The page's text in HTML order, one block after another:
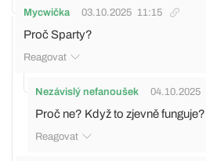
Mycwička 03.10.2025 11:15
Proč Sparty?
Reagovat
Nezávislý nefanoušek 04.10.2025
Proč ne? Když to zjevně
Reagovat